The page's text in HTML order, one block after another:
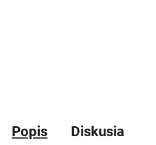
Popis Diskusia